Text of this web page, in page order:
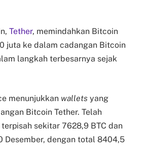
Tether, memindahkan Bitcoin
juta ke dalam cadangan Bitcoin
langkah terbesarnya sejak
menunjukkan wallets yang
Bitcoin Tether. Telah
sekitar 7628,9 BTC dan
Desember, dengan total 8404,5